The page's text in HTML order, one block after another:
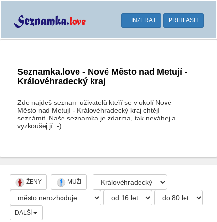
+ INZERÁT PŘIHLÁSIT
Seznamka.love - Nové Město nad Metují -
Královéhradecký kraj
Zde najdeš seznam uživatelů kteří se v okolí Nové
Město nad Metují - Královéhradecký kraj chtějí
seznámit. Naše seznamka je zdarma, tak neváhej a
vyzkoušej jí :-)
ŽENY MUŽI
DALŠÍ